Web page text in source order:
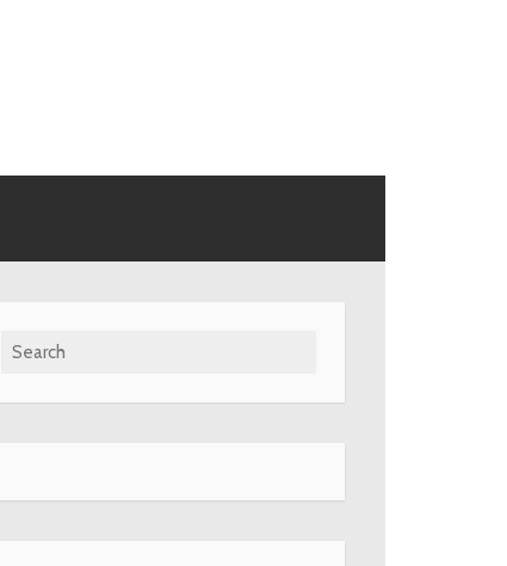
Search for: